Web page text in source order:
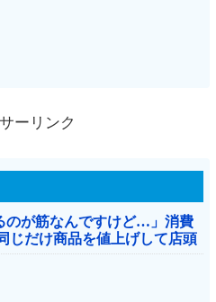
ーリンク
のが筋なんですけど…」消費
じだけ商品を値上げして店頭